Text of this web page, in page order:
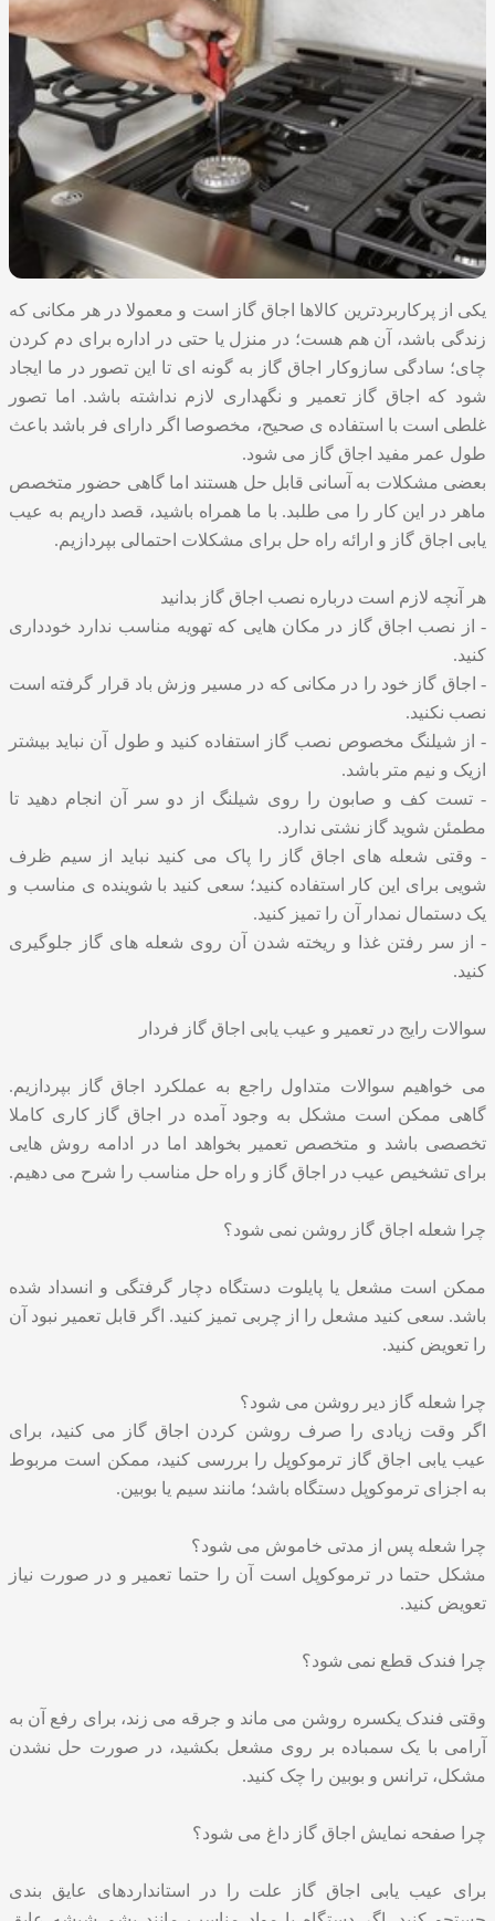
یکی از پرکاربردترین کالاها اجاق گاز است و معمولا در هر مکانی که
زندگی باشد، آن هم هست؛ در منزل یا حتی در اداره برای دم کردن
چای؛ سادگی سازوکار اجاق گاز به گونه ای تا این تصور در ما ایجاد
شود که اجاق گاز تعمیر و نگهداری لازم نداشته باشد. اما تصور
غلطی است با استفاده ی صحیح، مخصوصا اگر دارای فر باشد باعث
طول عمر مفید اجاق گاز می شود.
بعضی مشکلات به آسانی قابل حل هستند اما گاهی حضور متخصص
ماهر در این کار را می طلبد. با ما همراه باشید، قصد داریم به عیب
یابی اجاق گاز و ارائه راه حل برای مشکلات احتمالی بپردازیم.
هر آنچه لازم است درباره نصب اجاق گاز بدانید
- از نصب اجاق گاز در مکان هایی که تهویه مناسب ندارد خودداری
کنید.
- اجاق گاز خود را در مکانی که در مسیر وزش باد قرار گرفته است
نصب نکنید.
- از شیلنگ مخصوص نصب گاز استفاده کنید و طول آن نباید بیشتر
ازیک و نیم متر باشد.
- تست کف و صابون را روی شیلنگ از دو سر آن انجام دهید تا
مطمئن شوید گاز نشتی ندارد.
- وقتی شعله های اجاق گاز را پاک می کنید نباید از سیم ظرف
شویی برای این کار استفاده کنید؛ سعی کنید با شوینده ی مناسب و
یک دستمال نمدار آن را تمیز کنید.
- از سر رفتن غذا و ریخته شدن آن روی شعله های گاز جلوگیری
کنید.
سوالات رایج در تعمیر و عیب یابی اجاق گاز فردار
می خواهیم سوالات متداول راجع به عملکرد اجاق گاز بپردازیم.
گاهی ممکن است مشکل به وجود آمده در اجاق گاز کاری کاملا
تخصصی باشد و متخصص تعمیر بخواهد اما در ادامه روش هایی
برای تشخیص عیب در اجاق گاز و راه حل مناسب را شرح می دهیم.
چرا شعله اجاق گاز روشن نمی شود؟
ممکن است مشعل یا پایلوت دستگاه دچار گرفتگی و انسداد شده
باشد. سعی کنید مشعل را از چربی تمیز کنید. اگر قابل تعمیر نبود آن
را تعویض کنید.
چرا شعله گاز دیر روشن می شود؟
اگر وقت زیادی را صرف روشن کردن اجاق گاز می کنید، برای
عیب یابی اجاق گاز ترموکوپل را بررسی کنید، ممکن است مربوط
به اجزای ترموکوپل دستگاه باشد؛ مانند سیم یا بوبین.
چرا شعله پس از مدتی خاموش می شود؟
مشکل حتما در ترموکوپل است آن را حتما تعمیر و در صورت نیاز
تعویض کنید.
چرا فندک قطع نمی شود؟
وقتی فندک یکسره روشن می ماند و جرقه می زند، برای رفع آن به
آرامی با یک سمباده بر روی مشعل بکشید، در صورت حل نشدن
مشکل، ترانس و بوبین را چک کنید.
چرا صفحه نمایش اجاق گاز داغ می شود؟
برای عیب یابی اجاق گاز
علت را در استانداردهای عایق بندی